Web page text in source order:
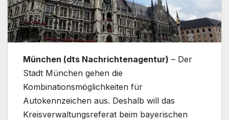
München (dts Nachrichtenagentur) – Der
Stadt München gehen die
Kombinationsmöglichkeiten für
Autokennzeichen aus. Deshalb will das
Kreisverwaltungsreferat beim bayerischen